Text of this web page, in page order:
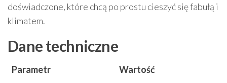
doświadczone, które chcą po prostu cieszyć się fabułą i
klimatem.
Dane techniczne
Parametr
Wartość